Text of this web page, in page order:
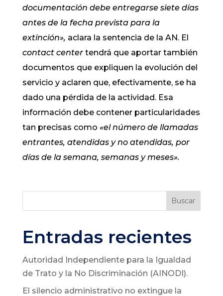
documentación debe entregarse siete días
antes de la fecha prevista para la
extinción», aclara la sentencia de la AN. El
contact centertendrá que aportar también
documentos que expliquen la evolución del
servicio y aclaren que, efectivamente, se ha
dado una pérdida de la actividad. Esa
información debe contener particularidades
tan precisas como «el número de llamadas
entrantes, atendidas y no atendidas, por
días de la semana, semanas y meses».
Buscar
Entradas recientes
Autoridad Independiente para la Igualdad
de Trato y la No Discriminación (AINODI).
El silencio administrativo no extingue la